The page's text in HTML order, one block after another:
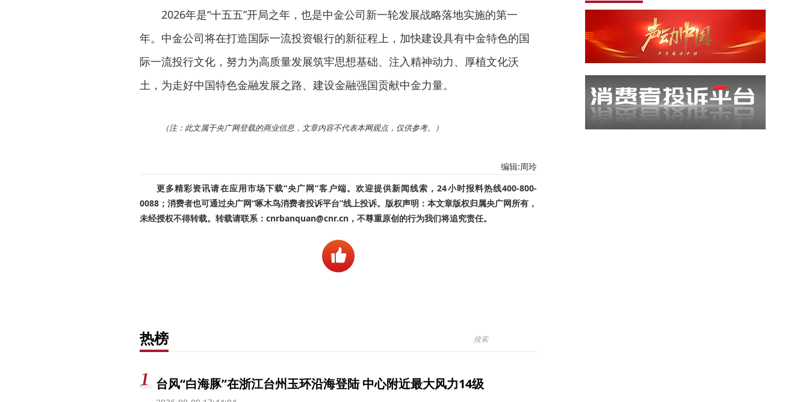
2026年是“十五五”开局之年，也是中金公司新一轮发展战略落地实施的第一
年。中金公司将在打造国际一流投资银行的新征程上，加快建设具有中金特色的国
际一流投行文化，努力为高质量发展筑牢思想基础、注入精神动力、厚植文化沃
土，为走好中国特色金融发展之路、建设金融强国贡献中金力量。
（注：此文属于央广网登载的商业信息，文章内容不代表本网观点，仅供参考。）
编辑:周玲
更多精彩资讯请在应用市场下载“央广网”客户端。欢迎提供新闻线索，24小时报料热线400-800-
0088；消费者也可通过央广网“啄木鸟消费者投诉平台”线上投诉。版权声明：本文章版权归属央广网所有，
未经授权不得转载。转载请联系：cnrbanquan@cnr.cn，不尊重原创的行为我们将追究责任。
热榜
台风“白海豚”在浙江台州玉环沿海登陆 中心附近最大风力14级